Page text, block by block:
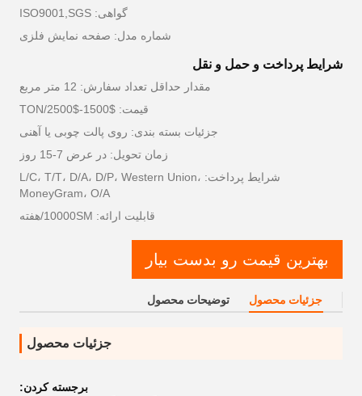
گواهی: ISO9001,SGS
شماره مدل: صفحه نمایش فلزی
شرایط پرداخت و حمل و نقل
مقدار حداقل تعداد سفارش: 12 متر مربع
قیمت: $1500-$2500/TON
جزئیات بسته بندی: روی پالت چوبی یا آهنی
زمان تحویل: در عرض 7-15 روز
شرایط پرداخت: L/C، T/T، D/A، D/P، Western Union،
MoneyGram، O/A
قابلیت ارائه: 10000SM/هفته
بهترین قیمت رو بدست بیار
جزئیات محصول توضیحات محصول
جزئیات محصول
برجسته کردن: